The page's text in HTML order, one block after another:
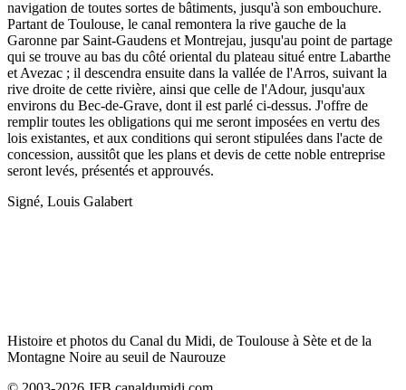
navigation de toutes sortes de bâtiments, jusqu'à son embouchure.
Partant de Toulouse, le canal remontera la rive gauche de la
Garonne par Saint-Gaudens et Montrejau, jusqu'au point de partage
qui se trouve au bas du côté oriental du plateau situé entre Labarthe
et Avezac ; il descendra ensuite dans la vallée de l'Arros, suivant la
rive droite de cette rivière, ainsi que celle de l'Adour, jusqu'aux
environs du Bec-de-Grave, dont il est parlé ci-dessus. J'offre de
remplir toutes les obligations qui me seront imposées en vertu des
lois existantes, et aux conditions qui seront stipulées dans l'acte de
concession, aussitôt que les plans et devis de cette noble entreprise
seront levés, présentés et approuvés.
Signé, Louis Galabert
Histoire et photos du Canal du Midi, de Toulouse à Sète et de la
Montagne Noire au seuil de Naurouze